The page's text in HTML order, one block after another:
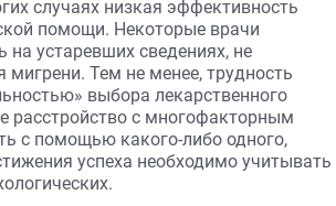
случаях низкая эффективность
помощи. Некоторые врачи
устаревших сведениях, не
Тем не менее, трудность
выбора лекарственного
расстройство с многофакторным
с помощью какого-либо одного,
успеха необходимо учитывать